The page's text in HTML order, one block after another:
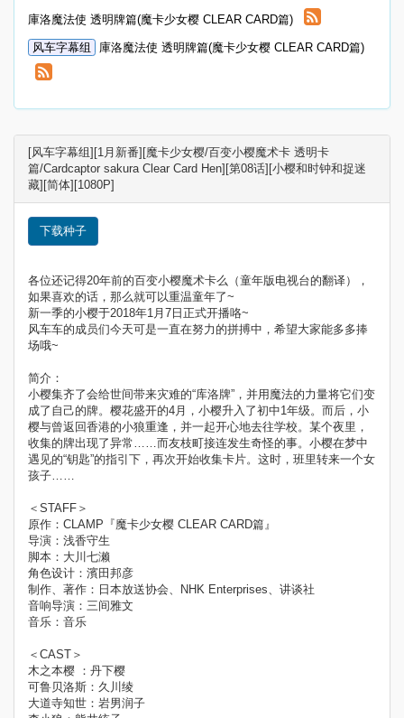
庫洛魔法使 透明牌篇(魔卡少女樱 CLEAR CARD篇)
风车字幕组 庫洛魔法使 透明牌篇(魔卡少女樱 CLEAR CARD篇)
[风车字幕组][1月新番][魔卡少女樱/百变小樱魔术卡 透明卡
篇/Cardcaptor sakura Clear Card Hen][第08话][小樱和时钟和捉迷
藏][简体][1080P]
下载种子
各位还记得20年前的百变小樱魔术卡么（童年版电视台的翻译），
如果喜欢的话，那么就可以重温童年了~
新一季的小樱于2018年1月7日正式开播咯~
风车车的成员们今天可是一直在努力的拼搏中，希望大家能多多捧
场哦~
简介：
小樱集齐了会给世间带来灾难的“库洛牌”，并用魔法的力量将它们变
成了自己的牌。樱花盛开的4月，小樱升入了初中1年级。而后，小
樱与曾返回香港的小狼重逢，并一起开心地去往学校。某个夜里，
收集的牌出现了异常……而友枝町接连发生奇怪的事。小樱在梦中
遇见的“钥匙”的指引下，再次开始收集卡片。这时，班里转来一个女
孩子……
＜STAFF＞
原作：CLAMP『魔卡少女樱 CLEAR CARD篇』
导演：浅香守生
脚本：大川七濑
角色设计：濱田邦彦
制作、著作：日本放送协会、NHK Enterprises、讲谈社
音响导演：三间雅文
音乐：音乐
＜CAST＞
木之本樱 ：丹下樱
可鲁贝洛斯：久川绫
大道寺知世：岩男润子